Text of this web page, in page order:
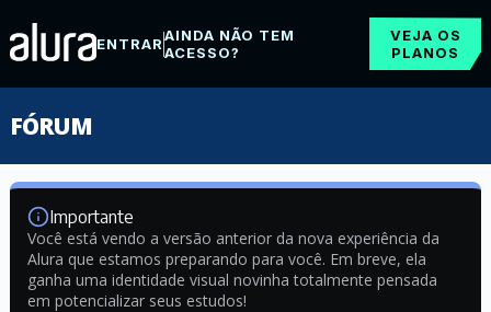
ENTRARAINDA NÃO TEM
ACESSO?
VEJA OS
PLANOS
FÓRUM
Importante
Você está vendo a versão anterior da nova experiência da
Alura que estamos preparando para você. Em breve, ela
ganha uma identidade visual novinha totalmente pensada
em potencializar seus estudos!